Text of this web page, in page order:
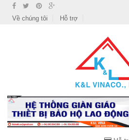
Về chúng tôi
Hỗ trợ